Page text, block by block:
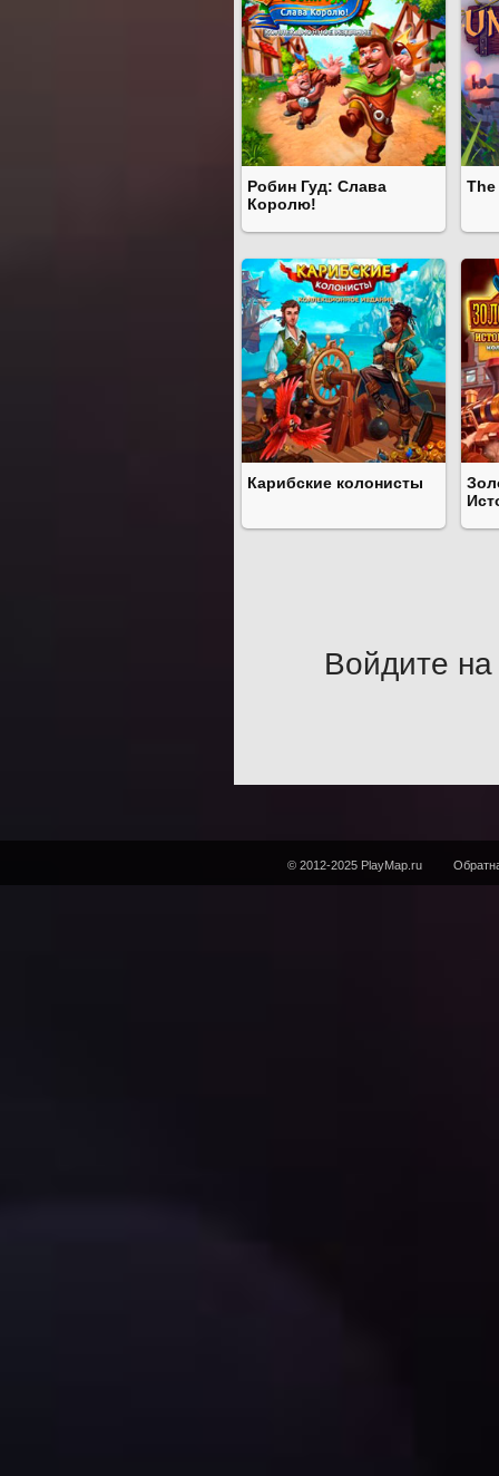
Робин Гуд: Слава
Королю!
Карибские колонисты
Войдите на
© 2012-2025 PlayMap.ru